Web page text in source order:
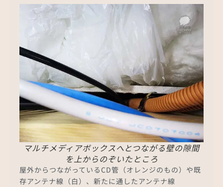
マルチメディアボックスへとつながる壁の隙間
を上からのぞいたところ
屋外からつながっているCD管（オレンジのもの）や既
存アンテナ線（白）、新たに通したアンテナ線